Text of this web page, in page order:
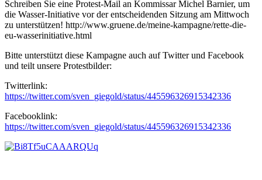
Schreiben Sie eine Protest-Mail an Kommissar Michel Barnier, um
die Wasser-Initiative vor der entscheidenden Sitzung am Mittwoch
zu unterstützen! http://www.gruene.de/meine-kampagne/rette-die-
eu-wasserinitiative.html
Bitte unterstützt diese Kampagne auch auf Twitter und Facebook
und teilt unsere Protestbilder:
Twitterlink:
https://twitter.com/sven_giegold/status/445596326915342336
Facebooklink:
https://twitter.com/sven_giegold/status/445596326915342336